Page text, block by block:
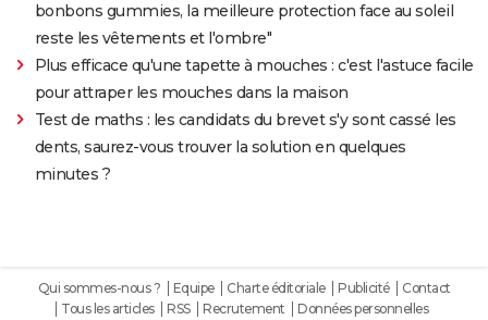
bonbons gummies, la meilleure protection face au soleil
reste les vêtements et l'ombre"
Plus efficace qu'une tapette à mouches : c'est l'astuce facile
pour attraper les mouches dans la maison
Test de maths : les candidats du brevet s'y sont cassé les
dents, saurez-vous trouver la solution en quelques
minutes ?
Qui sommes-nous ? Equipe Charte éditoriale Publicité
Contact
Tous les articles
RSS Recrutement
Données personnelles